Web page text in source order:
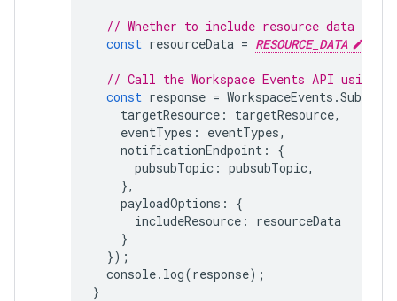
// Whether to include resource data or
const resourceData = RESOURCE_DATA
// Call the Workspace Events API using
const response = WorkspaceEvents .
targetResource : targetResource,
eventTypes : eventTypes,
notificationEndpoint :
{
pubsubTopic : pubsubTopic,
},
payloadOptions :
{
includeResource :
resourceData
}
});
console. log(response);
}